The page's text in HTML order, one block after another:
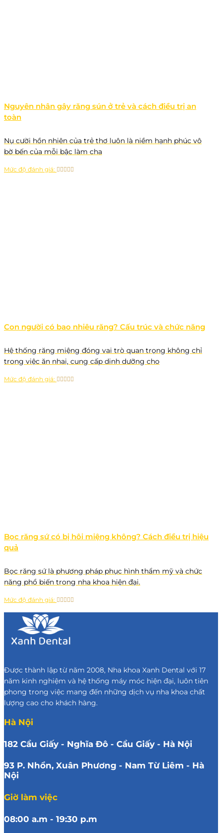
Nguyên nhân gây răng sún ở trẻ và cách điều trị an
toàn
Nụ cười hồn nhiên của trẻ thơ luôn là niềm hạnh phúc vô
bờ bến của mỗi bậc làm cha
Mức độ đánh giá:
Con người có bao nhiêu răng? Cấu trúc và chức năng
Hệ thống răng miệng đóng vai trò quan trọng không chỉ
trong việc ăn nhai, cung cấp dinh dưỡng cho
Mức độ đánh giá:
Bọc răng sứ có bị hôi miệng không? Cách điều trị hiệu
quả
Bọc răng sứ là phương pháp phục hình thẩm mỹ và chức
năng phổ biến trong nha khoa hiện đại.
Mức độ đánh giá:
Được thành lập từ năm 2008, Nha khoa Xanh Dental với 17
năm kinh nghiệm và hệ thống máy móc hiện đại, luôn tiên
phong trong việc mang đến những dịch vụ nha khoa chất
lượng cao cho khách hàng.
Hà Nội
182 Cầu Giấy - Nghĩa Đô - Cầu Giấy - Hà Nội
93 P. Nhổn, Xuân Phương - Nam Từ Liêm - Hà
Nội
Giờ làm việc
08:00 a.m - 19:30 p.m